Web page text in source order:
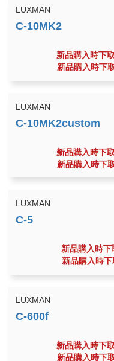
LUXMAN
新品購入時下
新品購入時下
LUXMAN
新品購入時下
新品購入時下
LUXMAN
新品購入時下
新品購入時下
LUXMAN
新品購入時下
新品購入時下